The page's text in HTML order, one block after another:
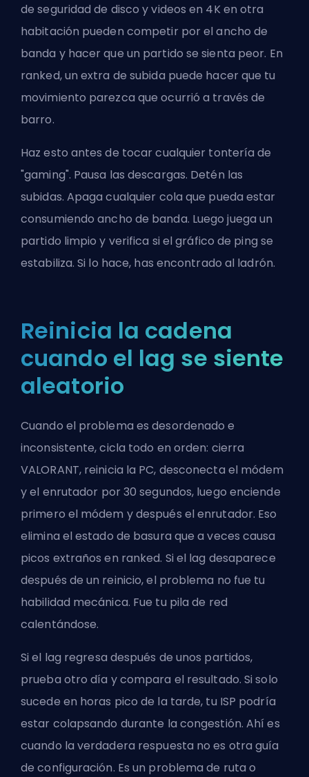
de seguridad de disco y videos en 4K en otra
habitación pueden competir por el ancho de
banda y hacer que un partido se sienta peor. En
ranked, un extra de subida puede hacer que tu
movimiento parezca que ocurrió a través de
barro.
Haz esto antes de tocar cualquier tontería de
"gaming". Pausa las descargas. Detén las
subidas. Apaga cualquier cola que pueda estar
consumiendo ancho de banda. Luego juega un
partido limpio y verifica si el gráfico de ping se
estabiliza. Si lo hace, has encontrado al ladrón.
Reinicia la cadena
cuando el lag se siente
aleatorio
Cuando el problema es desordenado e
inconsistente, cicla todo en orden: cierra
VALORANT, reinicia la PC, desconecta el módem
y el enrutador por 30 segundos, luego enciende
primero el módem y después el enrutador. Eso
elimina el estado de basura que a veces causa
picos extraños en ranked. Si el lag desaparece
después de un reinicio, el problema no fue tu
habilidad mecánica. Fue tu pila de red
calentándose.
Si el lag regresa después de unos partidos,
prueba otro día y compara el resultado. Si solo
sucede en horas pico de la tarde, tu ISP podría
estar colapsando durante la congestión. Ahí es
cuando la verdadera respuesta no es otra guía
de configuración. Es un problema de ruta o